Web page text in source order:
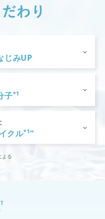
じみUP
子*1
クル*1”
る